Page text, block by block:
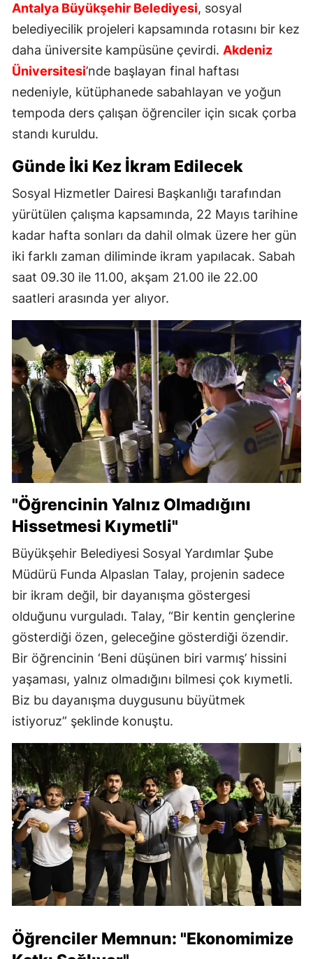
Antalya Büyükşehir Belediyesi, sosyal
belediyecilik projeleri kapsamında rotasını bir kez
daha üniversite kampüsüne çevirdi. Akdeniz
Üniversitesi’nde başlayan final haftası
nedeniyle, kütüphanede sabahlayan ve yoğun
tempoda ders çalışan öğrenciler için sıcak çorba
standı kuruldu.
Günde İki Kez İkram Edilecek
Sosyal Hizmetler Dairesi Başkanlığı tarafından
yürütülen çalışma kapsamında, 22 Mayıs tarihine
kadar hafta sonları da dahil olmak üzere her gün
iki farklı zaman diliminde ikram yapılacak. Sabah
saat 09.30 ile 11.00, akşam 21.00 ile 22.00
saatleri arasında yer alıyor.
"Öğrencinin Yalnız Olmadığını
Hissetmesi Kıymetli"
Büyükşehir Belediyesi Sosyal Yardımlar Şube
Müdürü Funda Alpaslan Talay, projenin sadece
bir ikram değil, bir dayanışma göstergesi
olduğunu vurguladı. Talay, “Bir kentin gençlerine
gösterdiği özen, geleceğine gösterdiği özendir.
Bir öğrencinin ‘Beni düşünen biri varmış’ hissini
yaşaması, yalnız olmadığını bilmesi çok kıymetli.
Biz bu dayanışma duygusunu büyütmek
istiyoruz” şeklinde konuştu.
Öğrenciler Memnun: "Ekonomimize